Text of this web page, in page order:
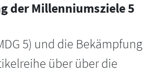
der Millenniumsziele 5
5) und die Bekämpfung
über über die